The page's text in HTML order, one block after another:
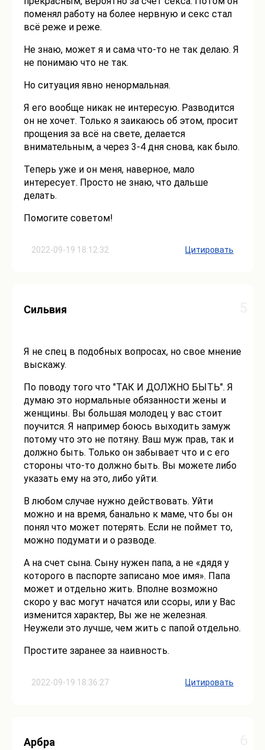
2022-09-19 18:12:32
поменял работу на более нервную и секс стал
всё реже и реже.
Не знаю, может я и сама что-то не так делаю. Я
не понимаю что не так.
Но ситуация явно ненормальная.
Я его вообще никак не интересую. Разводится
он не хочет. Только я заикаюсь об этом, просит
прощения за всё на свете, делается
внимательным, а через 3-4 дня снова, как было.
Теперь уже и он меня, наверное, мало
интересует. Просто не знаю, что дальше
делать.
Помогите советом!
Цитировать
2022-09-19 18:36:27
Сильвия
Я не спец в подобных вопросах, но свое мнение
выскажу.
По поводу того что "ТАК И ДОЛЖНО БЫТЬ". Я
думаю это нормальные обязанности жены и
женщины. Вы большая молодец у вас стоит
поучится. Я например боюсь выходить замуж
потому что это не потяну. Ваш муж прав, так и
должно быть. Только он забывает что и с его
стороны что-то должно быть. Вы можете либо
указать ему на это, либо уйти.
В любом случае нужно действовать. Уйти
можно и на время, банально к маме, что бы он
понял что может потерять. Если не поймет то,
можно подумати и о разводе.
А на счет сына. Сыну нужен папа, а не «дядя у
которого в паспорте записано мое имя». Папа
может и отдельно жить. Вполне возможно
скоро у вас могут начатся или ссоры, или у Вас
изменится характер, Вы же не железная.
Неужели это лучше, чем жить с папой отдельно.
Простите заранее за наивность.
Цитировать
Арбра